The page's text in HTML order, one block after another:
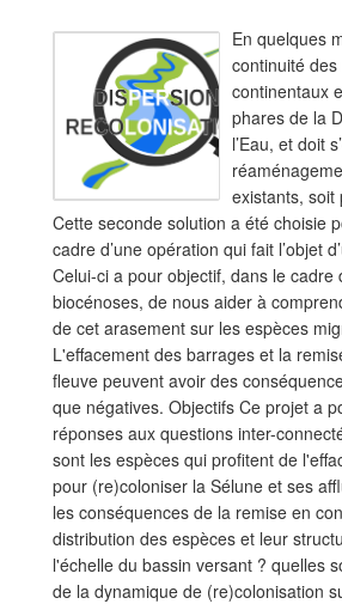
En quelques
continuité
continentaux
phares de la
l’Eau, et doit
existants, soit
Cette seconde solution a été choisie
cadre d’une opération qui fait l’objet
Celui-ci a pour objectif, dans le cadre
biocénoses, de nous aider à
de cet arasement sur les espèces
L'effacement des barrages et la
fleuve peuvent avoir des
que négatives. Objectifs Ce projet a
réponses aux questions inter-
sont les espèces qui profitent de
pour (re)coloniser la Sélune et ses
les conséquences de la remise en
distribution des espèces et leur
l'échelle du bassin versant ? quelles
de la dynamique de (re)colonisation